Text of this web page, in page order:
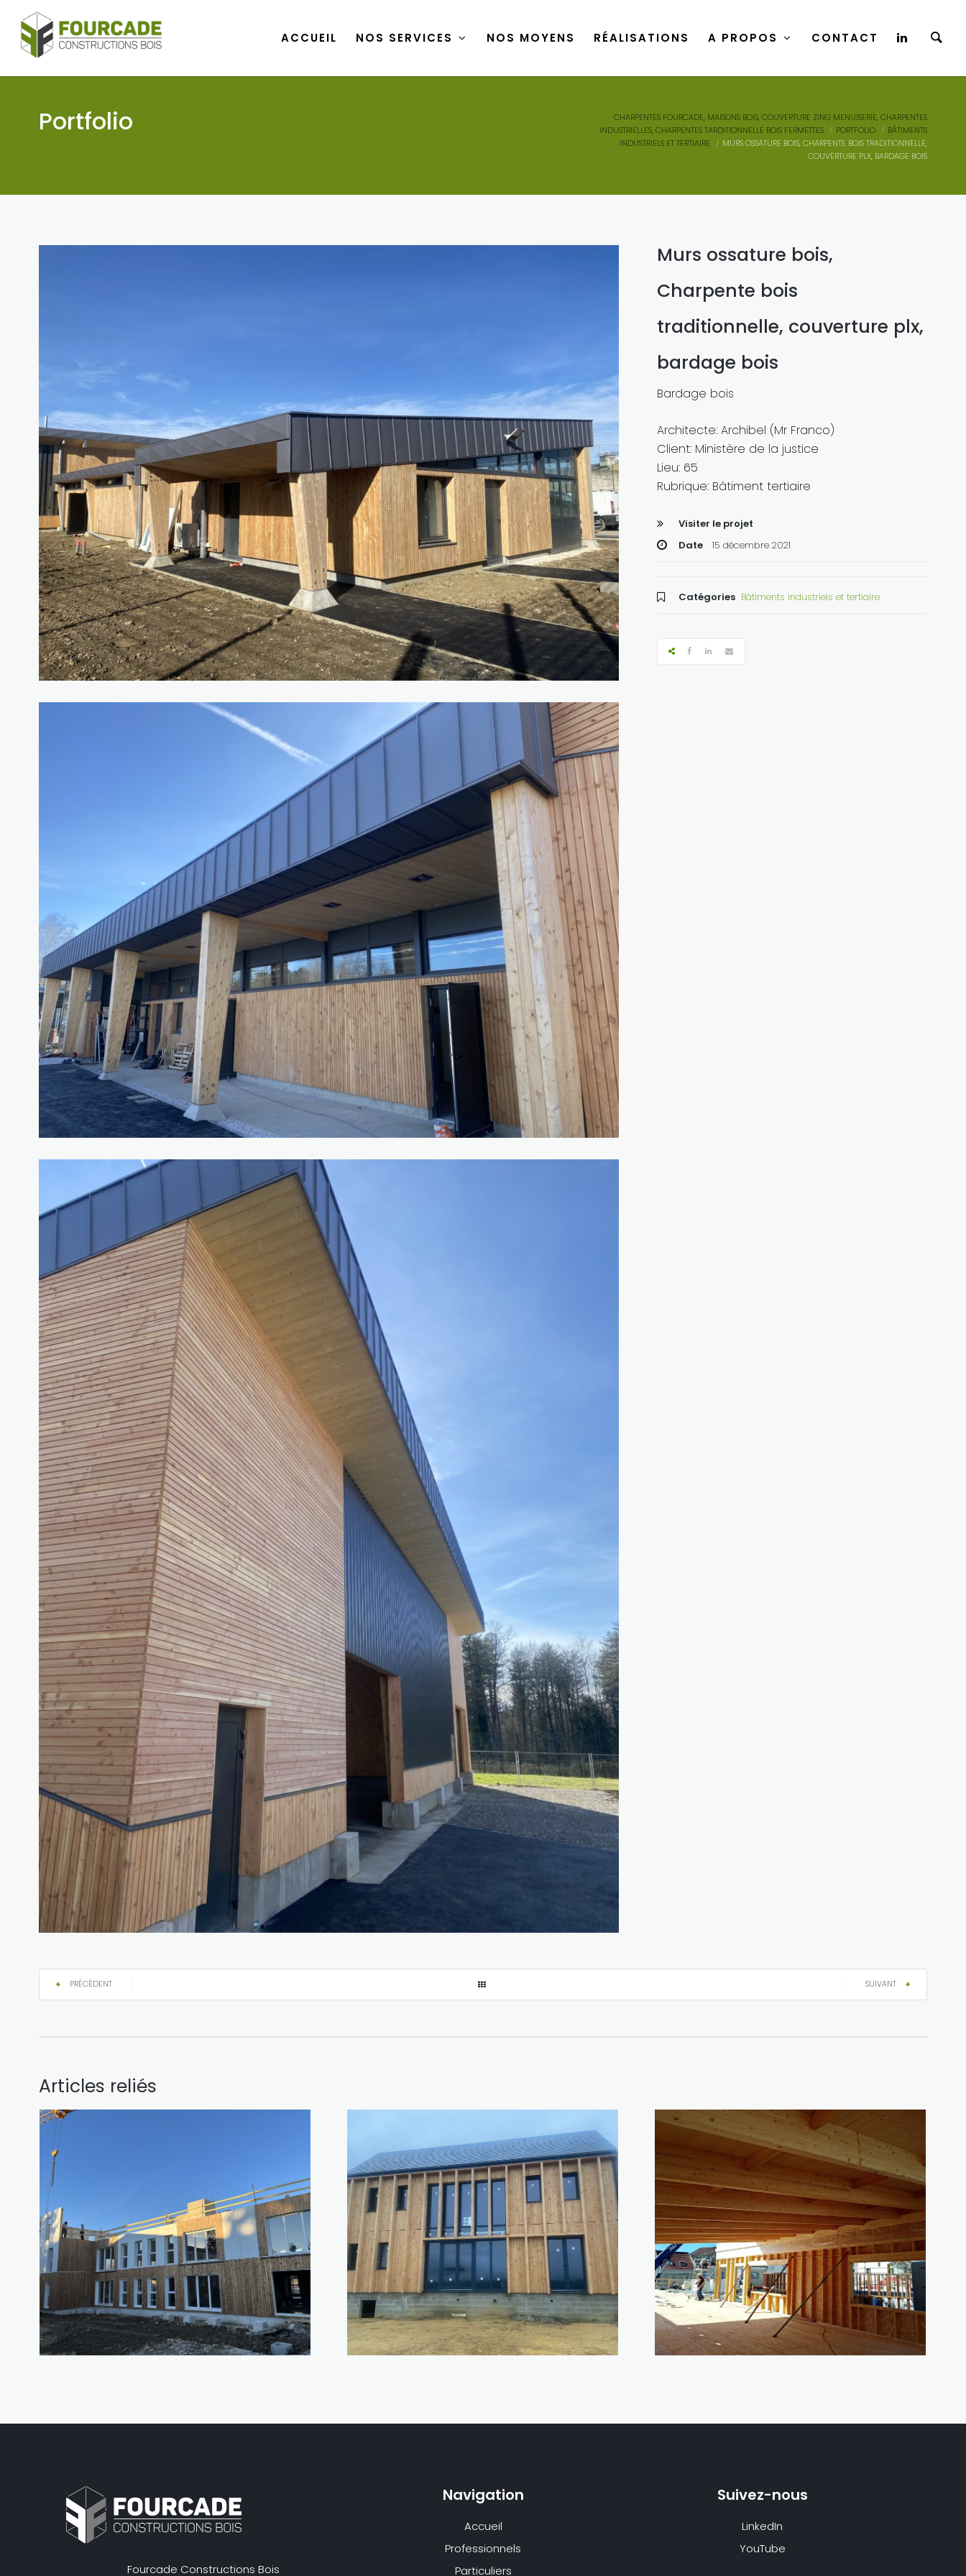
ACCUEIL
NOS SERVICES NOS MOYENS RÉALISATIONS A PROPOS CONTACT
Portfolio
CHARPENTES FOURCADE, MAISONS BOIS, COUVERTURE ZING MENUISERIE, CHARPENTES
INDUSTRIELLES, CHARPENTES TARDITIONNELLE BOIS FERMETTES
PORTFOLIO
BÂTIMENTS
INDUSTRIELS ET TERTIAIRE
MURS OSSATURE BOIS, CHARPENTE BOIS TRADITIONNELLE,
COUVERTURE PLX, BARDAGE BOIS
Murs ossature bois,
Charpente bois
traditionnelle, couverture plx,
bardage bois
Bardage bois
Architecte: Archibel (Mr Franco)
Client: Ministère de la justice
Lieu: 65
Rubrique: Bâtiment tertiaire
Visiter le projet
Date
15 décembre 2021
Catégories Bâtiments industriels et tertiaire
PRÉCÉDENT SUIVANT
Articles reliés
Fourcade Constructions Bois
Navigation
Accueil
Professionnels
Particuliers
Suivez-nous
LinkedIn
YouTube